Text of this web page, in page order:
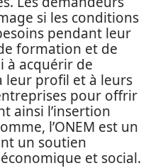
si les conditions
pendant leur
formation et de
à acquérir de
leur profil et à leurs
pour offrir
ainsi l’insertion
l’ONEM est un
un soutien
et social.